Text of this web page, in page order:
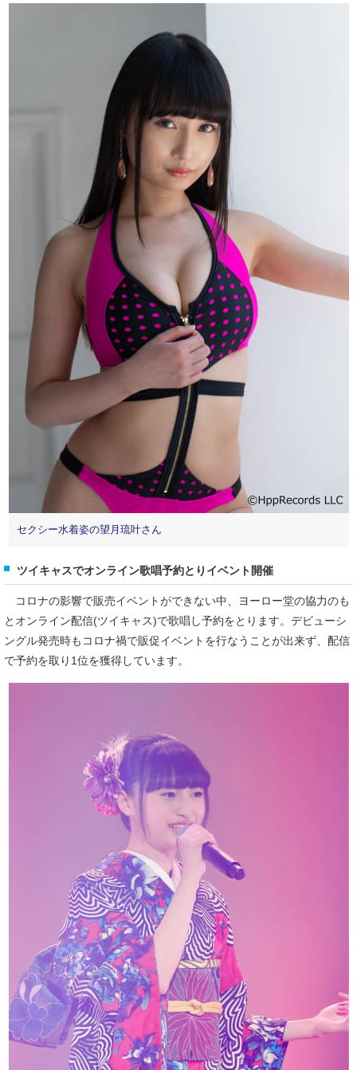
セクシー水着姿の望月琉叶さん
ツイキャスでオンライン歌唱予約とりイベント開催
コロナの影響で販売イベントができない中、ヨーロー堂の協力のも
とオンライン配信(ツイキャス)で歌唱し予約をとります。デビューシ
ングル発売時もコロナ禍で販促イベントを行なうことが出来ず、配信
で予約を取り1位を獲得しています。